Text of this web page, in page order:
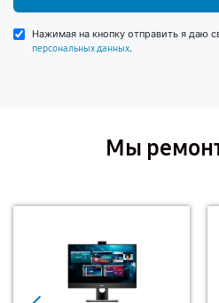
Нажимая на кнопку отправить я даю
персональных данных.
Мы